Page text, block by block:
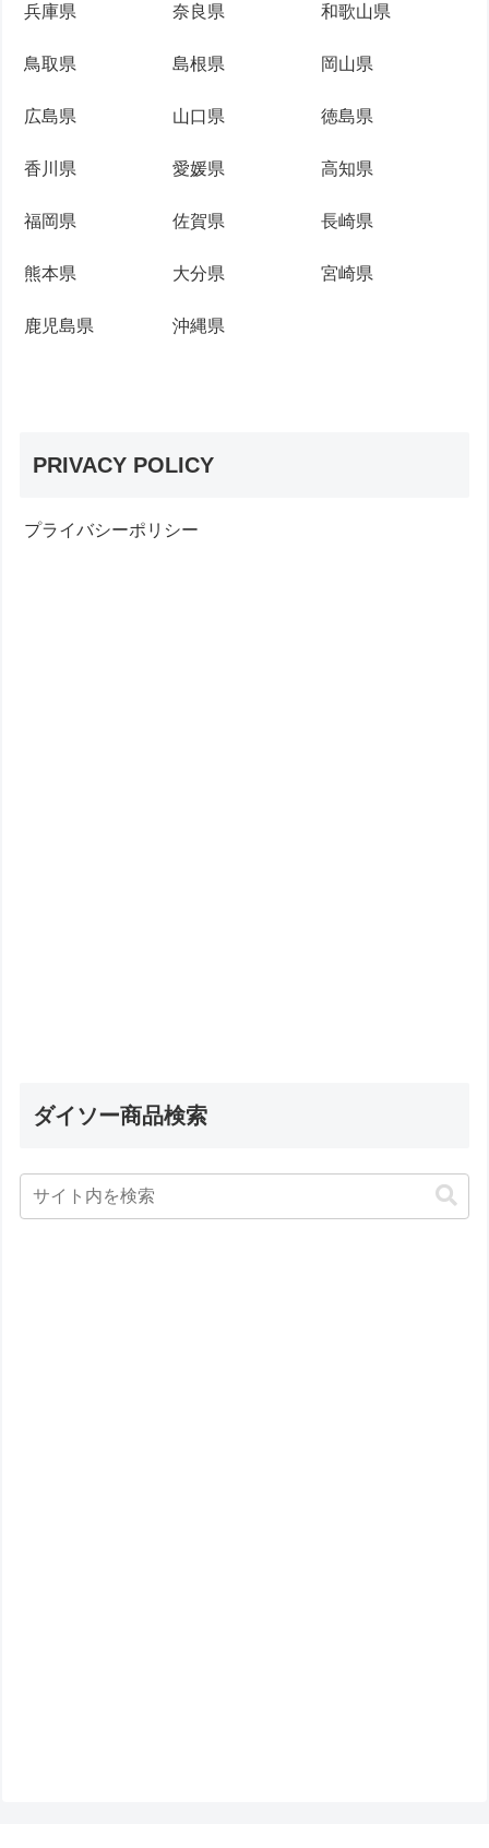
兵庫県 奈良県 和歌山県
鳥取県 島根県 岡山県
広島県 山口県 徳島県
香川県 愛媛県 高知県
福岡県 佐賀県 長崎県
熊本県 大分県 宮崎県
鹿児島県 沖縄県
PRIVACY POLICY
プライバシーポリシー
ダイソー商品検索